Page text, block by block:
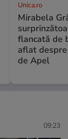
Unica.ro
Mirabela
flancată de
aflat
de Apel
09:23